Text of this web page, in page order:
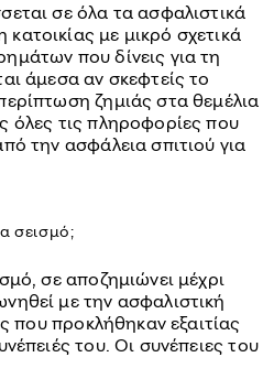
σε όλα τα ασφαλιστικά
με μικρό σχετικά
που δίνεις για τη
άμεσα αν σκεφτείς το
ζημιάς στα θεμέλια
όλες τις πληροφορίες που
την ασφάλεια σπιτιού για
σεισμό;
σε αποζημιώνει μέχρι
με την ασφαλιστική
που προκλήθηκαν εξαιτίας
του. Οι συνέπειες του